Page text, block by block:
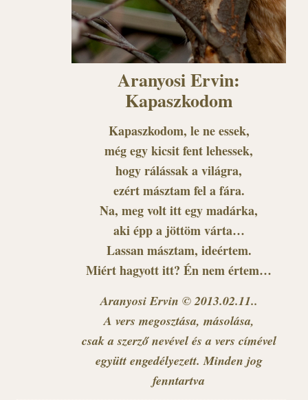
Aranyosi Ervin:
Kapaszkodom
Kapaszkodom, le ne essek,
még egy kicsit fent lehessek,
hogy rálássak a világra,
ezért másztam fel a fára.
Na, meg volt itt egy madárka,
aki épp a jöttöm várta…
Lassan másztam, ideértem.
Miért hagyott itt? Én nem értem…
Aranyosi Ervin © 2013.02.11..
A vers megosztása, másolása,
csak a szerző nevével és a vers címével
együtt engedélyezett. Minden jog
fenntartva